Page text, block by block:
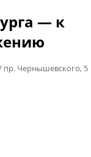
— к
пр. Чернышевского, 5